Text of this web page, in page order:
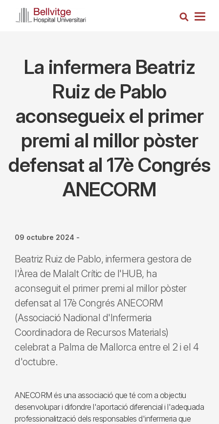
Cerca
La infermera Beatriz
Ruiz de Pablo
aconsegueix el primer
premi al millor pòster
defensat al 17è Congrés
ANECORM
09 octubre 2024 -
Beatriz Ruiz de Pablo, infermera gestora de
l'Àrea de Malalt Crític de l'HUB, ha
aconseguit el primer premi al millor pòster
defensat al 17è Congrés ANECORM
(Associació Nadional d'Infermeria
Coordinadora de Recursos Materials)
celebrat a Palma de Mallorca entre el 2 i el 4
d'octubre.
ANECORM és una associació que té com a objectiu
desenvolupar i difondre l'aportació diferencial i l'adequada
professionalització dels responsables d'infermeria que